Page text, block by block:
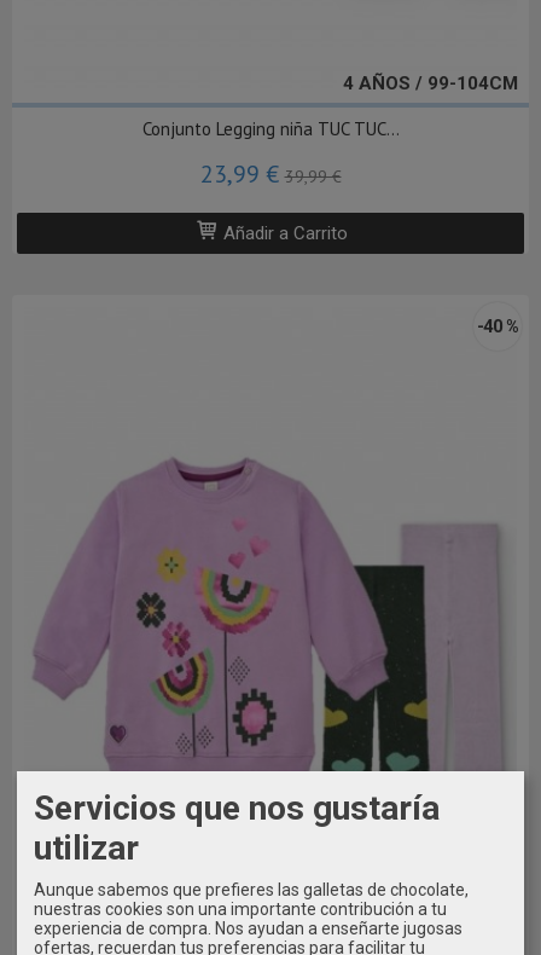
4 AÑOS / 99-104CM
Conjunto Legging niña TUC TUC...
23,99 €39,99 €
Añadir a Carrito
-40 %
Servicios que nos gustaría
utilizar
Aunque sabemos que prefieres las galletas de chocolate,
nuestras cookies son una importante contribución a tu
experiencia de compra. Nos ayudan a enseñarte jugosas
ofertas, recuerdan tus preferencias para facilitar tu